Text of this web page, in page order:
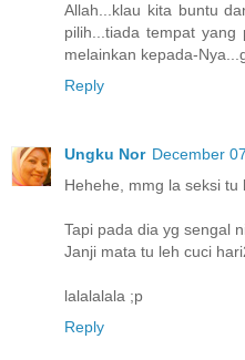
Allah...klau kita buntu
pilih...tiada tempat
melainkan kepada-
Reply
Ungku Nor December
Hehehe, mmg la seksi tu
Tapi pada dia yg sengal
Janji mata tu leh cuci
lalalalala ;p
Reply